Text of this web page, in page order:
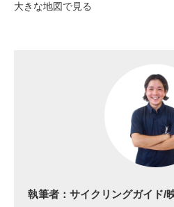
大きな地図で見る
執筆者：サイクリングガイド/